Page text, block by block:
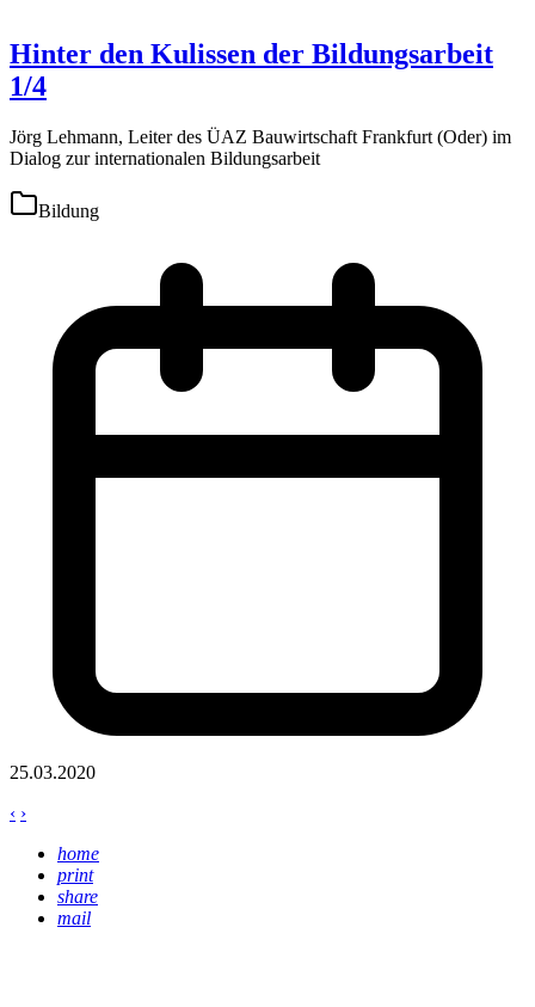
Hinter den Kulissen der Bildungsarbeit
1/4
Jörg Lehmann, Leiter des ÜAZ Bauwirtschaft Frankfurt (Oder) im
Dialog zur internationalen Bildungsarbeit
Bildung
25.03.2020
‹ ›
home
print
share
mail